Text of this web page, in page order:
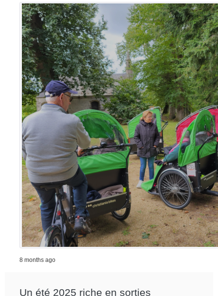
8 months ago
Un été 2025 riche en sorties